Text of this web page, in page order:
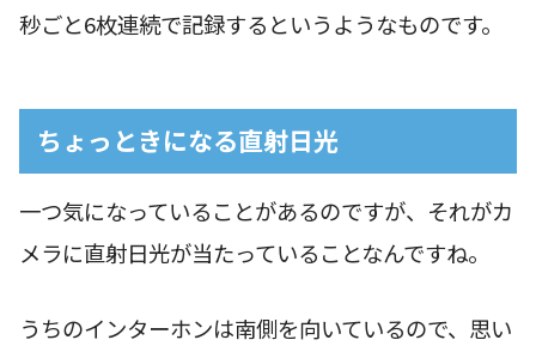
秒ごと6枚連続で記録するというようなものです。
ちょっときになる直射日光
一つ気になっていることがあるのですが、それがカ
メラに直射日光が当たっていることなんですね。
うちのインターホンは南側を向いているので、思い